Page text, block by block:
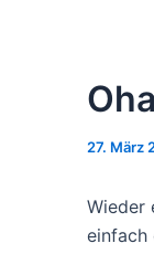
27. März
Wieder
einfach